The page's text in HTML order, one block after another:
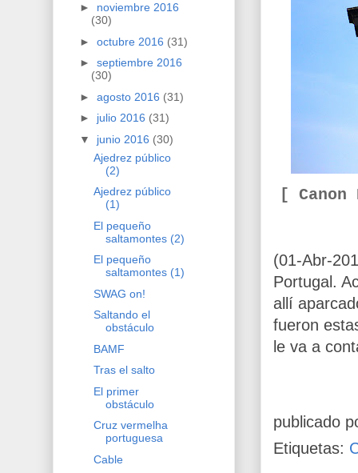
[
(01-Abr-
Portugal.
allí
fueron
le va a
publicado
Etiquetas:
► noviembre 2016
(30)
► octubre 2016 (31)
► septiembre 2016
(30)
► agosto 2016 (31)
► julio 2016 (31)
▼ junio 2016 (30)
Ajedrez público
(2)
Ajedrez público
(1)
El pequeño
saltamontes (2)
El pequeño
saltamontes (1)
SWAG on!
Saltando el
obstáculo
BAMF
Tras el salto
El primer
obstáculo
Cruz vermelha
portuguesa
Cable